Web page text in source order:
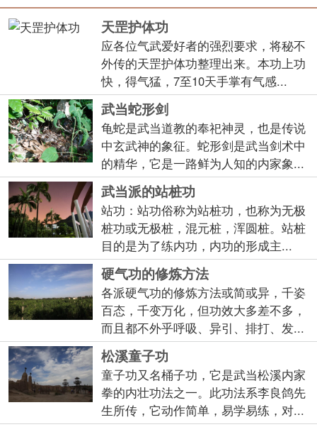
天罡护体功
应各位气武爱好者的强烈要求，将秘不
外传的天罡护体功整理出来。本功上功
快，得气猛，7至10天手掌有气感...
武当蛇形剑
龟蛇是武当道教的奉祀神灵，也是传说
中玄武神的象征。蛇形剑是武当剑术中
的精华，它是一路鲜为人知的内家象...
武当派的站桩功
站功：站功俗称为站桩功，也称为无极
桩功或无极桩，混元桩，浑圆桩。站桩
目的是为了练内功，内功的形成主...
硬气功的修炼方法
各派硬气功的修炼方法或简或异，千姿
百态，千变万化，但功效大多差不多，
而且都不外乎呼吸、异引、排打、发...
松溪童子功
童子功又名桶子功，它是武当松溪内家
拳的内壮功法之一。此功法系李良鸽先
生所传，它动作简单，易学易练，对...